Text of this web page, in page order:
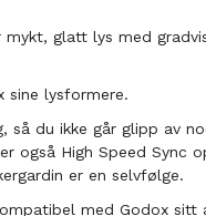
glatt lys med
sine lysformere.
du ikke går glipp av
også High Speed ​​Sync
er en selvfølge.
med Godox sitt